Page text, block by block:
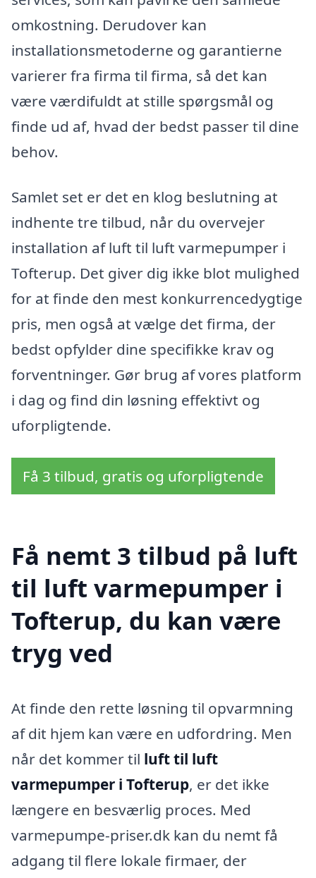
omkostning. Derudover kan
installationsmetoderne og garantierne
varierer fra firma til firma, så det kan
være værdifuldt at stille spørgsmål og
finde ud af, hvad der bedst passer til dine
behov.
Samlet set er det en klog beslutning at
indhente tre tilbud, når du overvejer
installation af luft til luft varmepumper i
Tofterup. Det giver dig ikke blot mulighed
for at finde den mest konkurrencedygtige
pris, men også at vælge det firma, der
bedst opfylder dine specifikke krav og
forventninger. Gør brug af vores platform
i dag og find din løsning effektivt og
uforpligtende.
Få 3 tilbud, gratis og uforpligtende
Få nemt 3 tilbud på luft
til luft varmepumper i
Tofterup, du kan være
tryg ved
At finde den rette løsning til opvarmning
af dit hjem kan være en udfordring. Men
når det kommer til luft til luft
varmepumper i Tofterup, er det ikke
længere en besværlig proces. Med
varmepumpe-priser.dk kan du nemt få
adgang til flere lokale firmaer, der